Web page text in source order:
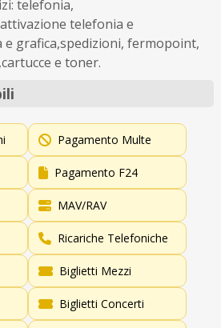
telefonia,
telefonia e
e grafica,spedizioni, fermopoint,
e toner.
Pagamento Multe
Pagamento F24
MAV/RAV
Ricariche Telefoniche
Biglietti Mezzi
Biglietti Concerti